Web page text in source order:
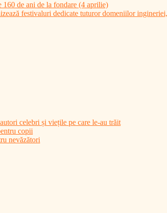
de ani de la fondare (4 aprilie)
festivaluri dedicate tuturor domeniilor
celebri și viețile pe care le-au trăit
copii
nevăzători